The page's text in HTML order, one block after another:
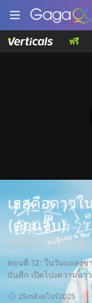
ฟรี
เธอคือดาว
(ตอนจบ)
你是我目光里的星
ตอนที่ 12: ในวันแถลงข่
บันทึก เปิดโปงความฉา
25mสิงคโปร์2025